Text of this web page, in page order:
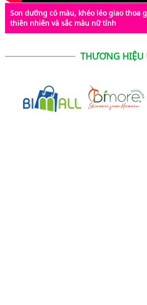
Son dưỡng có màu, khéo léo giao thoa
thiên nhiên và sắc màu nữ tính
THƯƠNG HIỆU